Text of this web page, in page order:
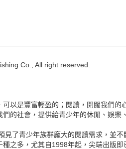
Co., All right reserved.
以是豐富輕盈的；閱讀，開闊我們
的社會，提供給青少年的休閒、娛樂
見了青少年族群龐大的閱讀需求，並
之多，尤其自1998年起，尖端出版